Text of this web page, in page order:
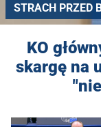
STRACH PRZED
KO
skargę na